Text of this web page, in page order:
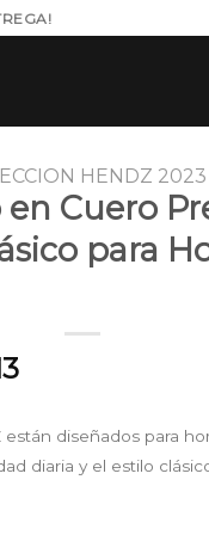
HENDZ 2023
Cuero
para
Current
is:
$ 165.213.
diseñados para
diaria y el estilo